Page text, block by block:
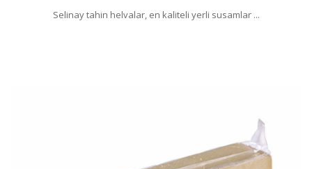
Selinay tahin helvalar, en kaliteli yerli susamlar ...